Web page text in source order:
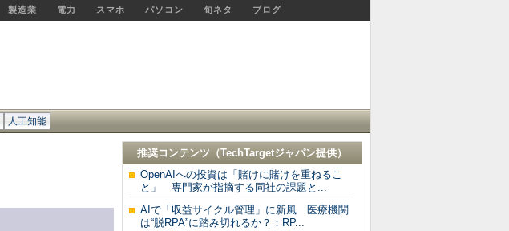
製造業 電力 スマホ パソコン 旬ネタ ブログ
人工知能
推奨コンテンツ（TechTargetジャパン提供）
OpenAIへの投資は「賭けに賭けを重ねるこ
と」 専門家が指摘する同社の課題と...
AIで「収益サイクル管理」に新風 医療機関
は“脱RPA”に踏み切れるか？：RP...